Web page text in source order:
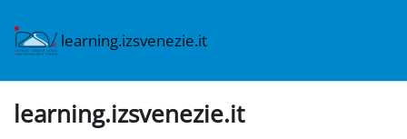
learning.izsvenezie.it
learning.izsvenezie.it